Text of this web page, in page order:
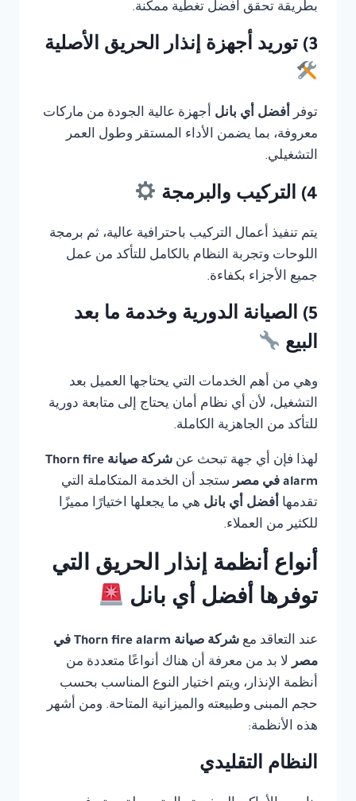
بطريقة تحقق أفضل تغطية ممكنة.
3) توريد أجهزة إنذار الحريق الأصلية
توفر أفضل أي بانل أجهزة عالية الجودة من ماركات
معروفة، بما يضمن الأداء المستقر وطول العمر
التشغيلي.
4) التركيب والبرمجة
يتم تنفيذ أعمال التركيب باحترافية عالية، ثم برمجة
اللوحات وتجربة النظام بالكامل للتأكد من عمل
جميع الأجزاء بكفاءة.
5) الصيانة الدورية وخدمة ما بعد
البيع
وهي من أهم الخدمات التي يحتاجها العميل بعد
التشغيل، لأن أي نظام أمان يحتاج إلى متابعة دورية
للتأكد من الجاهزية الكاملة.
لهذا فإن أي جهة تبحث عن
شركة صيانة Thorn fire
alarm في مصر
ستجد أن الخدمة المتكاملة التي
تقدمها أفضل أي بانل هي ما يجعلها اختيارًا مميزًا
للكثير من العملاء.
أنواع أنظمة إنذار الحريق التي
توفرها أفضل أي بانل
عند التعاقد مع
شركة صيانة Thorn fire alarm في
مصر لا بد من معرفة أن هناك أنواعًا متعددة من
أنظمة الإنذار، ويتم اختيار النوع المناسب بحسب
حجم المبنى وطبيعته والميزانية المتاحة. ومن أشهر
هذه الأنظمة:
النظام التقليدي